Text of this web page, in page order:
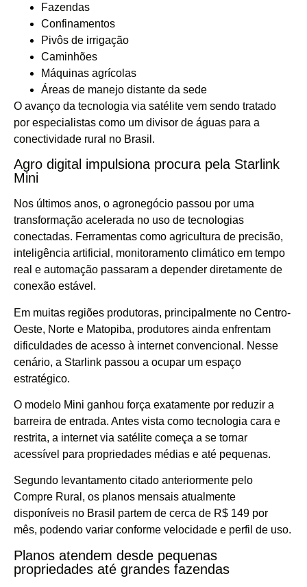
Fazendas
Confinamentos
Pivôs de irrigação
Caminhões
Máquinas agrícolas
Áreas de manejo distante da sede
O avanço da tecnologia via satélite vem sendo tratado
por especialistas como um divisor de águas para a
conectividade rural no Brasil.
Agro digital impulsiona procura pela Starlink
Mini
Nos últimos anos, o agronegócio passou por uma
transformação acelerada no uso de tecnologias
conectadas. Ferramentas como agricultura de precisão,
inteligência artificial, monitoramento climático em tempo
real e automação passaram a depender diretamente de
conexão estável.
Em muitas regiões produtoras, principalmente no Centro-
Oeste, Norte e Matopiba, produtores ainda enfrentam
dificuldades de acesso à internet convencional. Nesse
cenário, a Starlink passou a ocupar um espaço
estratégico.
O modelo Mini ganhou força exatamente por reduzir a
barreira de entrada. Antes vista como tecnologia cara e
restrita, a internet via satélite começa a se tornar
acessível para propriedades médias e até pequenas.
Segundo levantamento citado anteriormente pelo
Compre Rural, os planos mensais atualmente
disponíveis no Brasil partem de cerca de R$ 149 por
mês, podendo variar conforme velocidade e perfil de uso.
Planos atendem desde pequenas
propriedades até grandes fazendas